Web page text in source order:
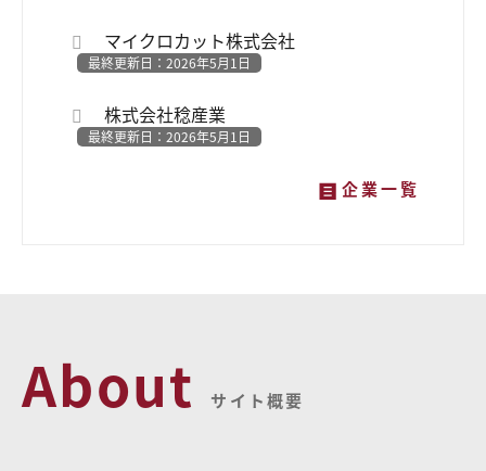
マイクロカット株式会社
最終更新日：2026年5月1日
株式会社稔産業
最終更新日：2026年5月1日
企業一覧
About サイト概要